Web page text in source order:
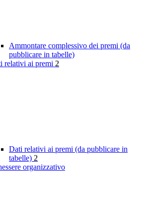
Ammontare complessivo dei premi (da
pubblicare in tabelle)
relativi ai premi 2
Dati relativi ai premi (da pubblicare in
tabelle) 2
organizzativo